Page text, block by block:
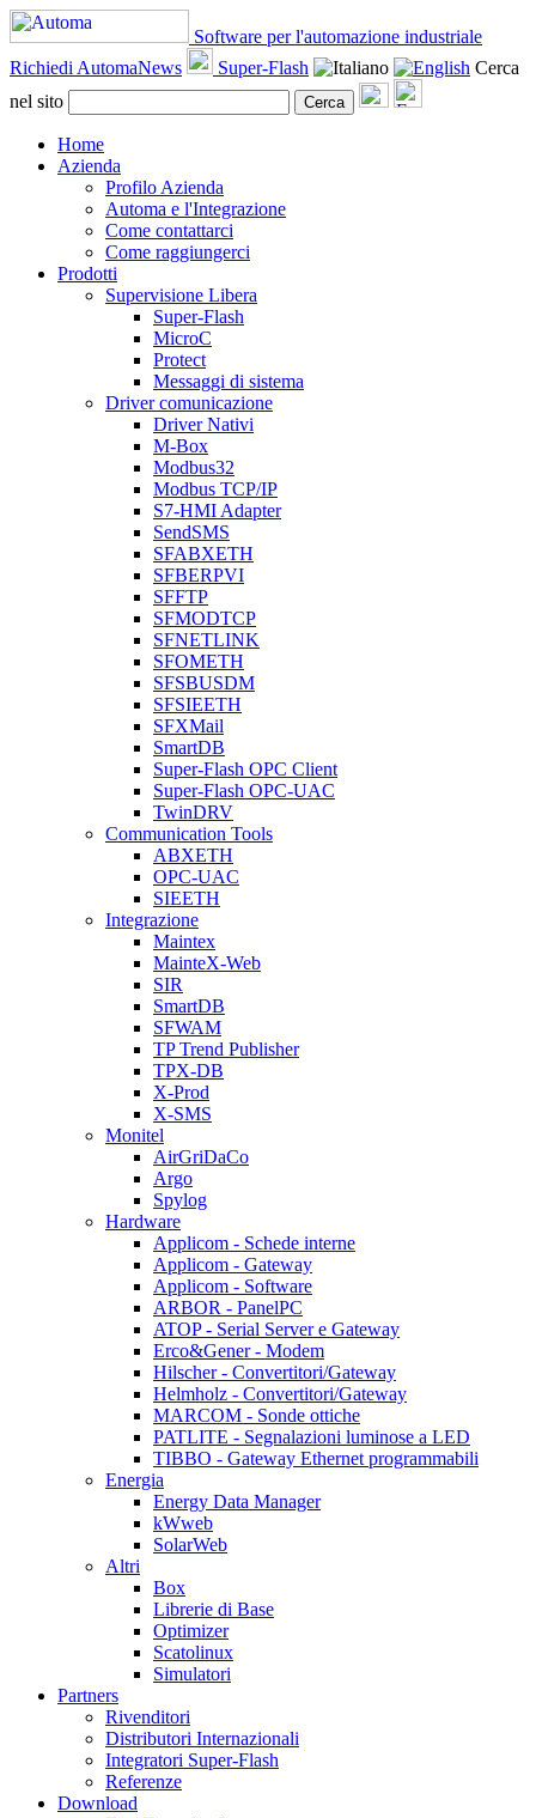
Software per l'automazione industriale
Richiedi AutomaNews
Super-Flash
Cerca
nel sito
Cerca
Home
Azienda
Profilo Azienda
Automa e l'Integrazione
Come contattarci
Come raggiungerci
Prodotti
Supervisione Libera
Super-Flash
MicroC
Protect
Messaggi di sistema
Driver comunicazione
Driver Nativi
M-Box
Modbus32
Modbus TCP/IP
S7-HMI Adapter
SendSMS
SFABXETH
SFBERPVI
SFFTP
SFMODTCP
SFNETLINK
SFOMETH
SFSBUSDM
SFSIEETH
SFXMail
SmartDB
Super-Flash OPC Client
Super-Flash OPC-UAC
TwinDRV
Communication Tools
ABXETH
OPC-UAC
SIEETH
Integrazione
Maintex
MainteX-Web
SIR
SmartDB
SFWAM
TP Trend Publisher
TPX-DB
X-Prod
X-SMS
Monitel
AirGriDaCo
Argo
Spylog
Hardware
Applicom - Schede interne
Applicom - Gateway
Applicom - Software
ARBOR - PanelPC
ATOP - Serial Server e Gateway
Erco&Gener - Modem
Hilscher - Convertitori/Gateway
Helmholz - Convertitori/Gateway
MARCOM - Sonde ottiche
PATLITE - Segnalazioni luminose a LED
TIBBO - Gateway Ethernet programmabili
Energia
Energy Data Manager
kWweb
SolarWeb
Altri
Box
Librerie di Base
Optimizer
Scatolinux
Simulatori
Partners
Rivenditori
Distributori Internazionali
Integratori Super-Flash
Referenze
Download